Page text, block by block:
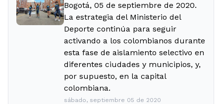
Bogotá, 05 de septiembre de 2020.
La estrategia del Ministerio del
Deporte continúa para seguir
activando a los colombianos durante
esta fase de aislamiento selectivo en
diferentes ciudades y municipios, y,
por supuesto, en la capital
colombiana.
sábado, septiembre 05 de 2020